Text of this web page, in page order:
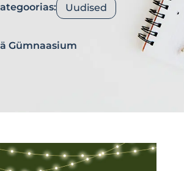
Uudised
Gümnaasium